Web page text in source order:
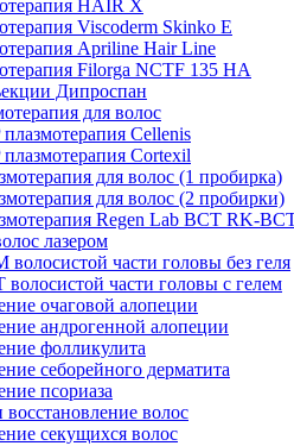
HAIR X
Viscoderm Skinko E
Apriline Hair Line
Filorga NCTF 135 HA
Дипроспан
для волос
плазмотерапия Cellenis
плазмотерапия Cortexil
для волос (1 пробирка)
для волос (2 пробирки)
Regen Lab BCT RK-
лазером
части головы без геля
части головы с гелем
очаговой алопеции
андрогенной алопеции
фолликулита
себорейного дерматита
псориаза
волос
секущихся волос